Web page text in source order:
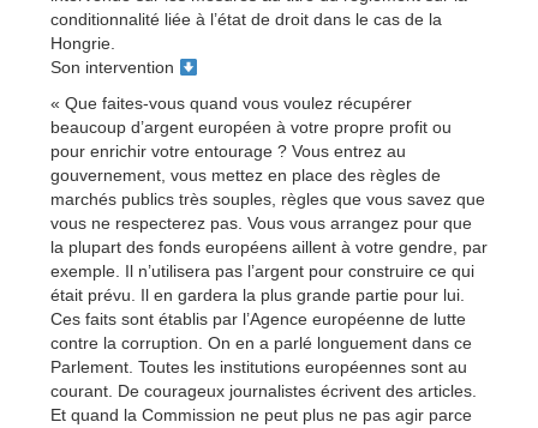
conditionnalité liée à l’état de droit dans le cas de la
Hongrie.
Son intervention
« Que faites-vous quand vous voulez récupérer
beaucoup d’argent européen à votre propre profit ou
pour enrichir votre entourage ? Vous entrez au
gouvernement, vous mettez en place des règles de
marchés publics très souples, règles que vous savez que
vous ne respecterez pas. Vous vous arrangez pour que
la plupart des fonds européens aillent à votre gendre, par
exemple. Il n’utilisera pas l’argent pour construire ce qui
était prévu. Il en gardera la plus grande partie pour lui.
Ces faits sont établis par l’Agence européenne de lutte
contre la corruption. On en a parlé longuement dans ce
Parlement. Toutes les institutions européennes sont au
courant. De courageux journalistes écrivent des articles.
Et quand la Commission ne peut plus ne pas agir parce